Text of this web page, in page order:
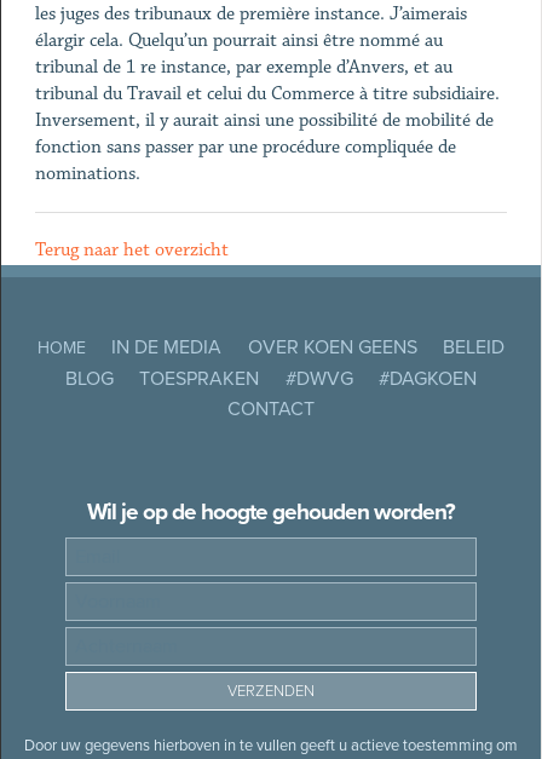
les juges des tribunaux de première instance. J’aimerais
élargir cela. Quelqu’un pourrait ainsi être nommé au
tribunal de 1 re instance, par exemple d’Anvers, et au
tribunal du Travail et celui du Commerce à titre subsidiaire.
Inversement, il y aurait ainsi une possibilité de mobilité de
fonction sans passer par une procédure compliquée de
nominations.
Terug naar het overzicht
HOME IN DE MEDIA OVER KOEN GEENS
BELEID
BLOG
TOESPRAKEN #DWVG
#DAGKOEN
CONTACT
Wil je op de hoogte gehouden worden?
Door uw gegevens hierboven in te vullen geeft u actieve toestemming om